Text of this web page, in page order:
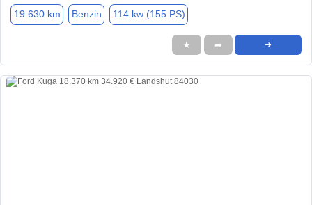
19.630 km Benzin 114 kw (155 PS)
★ ➦ ➜